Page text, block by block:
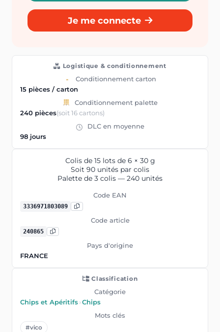
Je me connecte
Logistique & conditionnement
Conditionnement carton
15 pièces / carton
Conditionnement palette
240 pièces(soit 16 cartons)
DLC en moyenne
98 jours
Colis de 15 lots de 6 × 30 g
Soit 90 unités par colis
Palette de 3 colis — 240 unités
Code EAN
3336971803089
Code article
240865
Pays d'origine
FRANCE
Classification
Catégorie
Chips et Apéritifs›Chips
Mots clés
#vico